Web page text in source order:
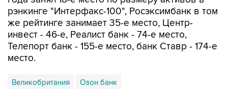
рэнкинге "Интерфакс-100", Росэксимбанк в том
же рейтинге занимает 35-е место, Центр-
инвест - 46-е, Реалист банк - 74-е место,
Телепорт банк - 155-е место, банк Ставр - 174-е
место.
Великобритания Озон банк